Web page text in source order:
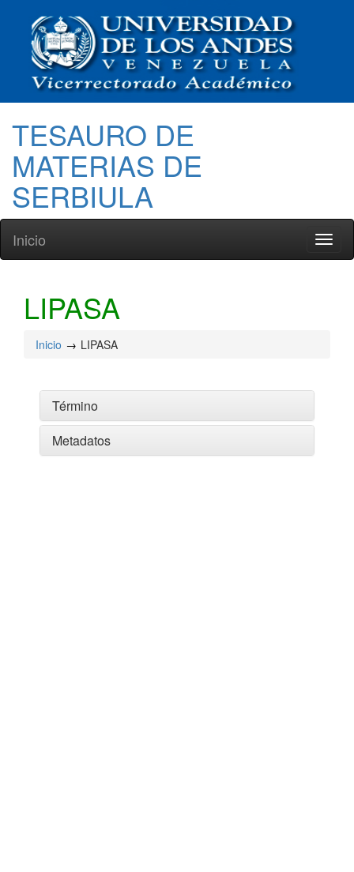
TESAURO DE
MATERIAS DE
SERBIULA
Inicio
LIPASA
Inicio LIPASA
Término
Metadatos